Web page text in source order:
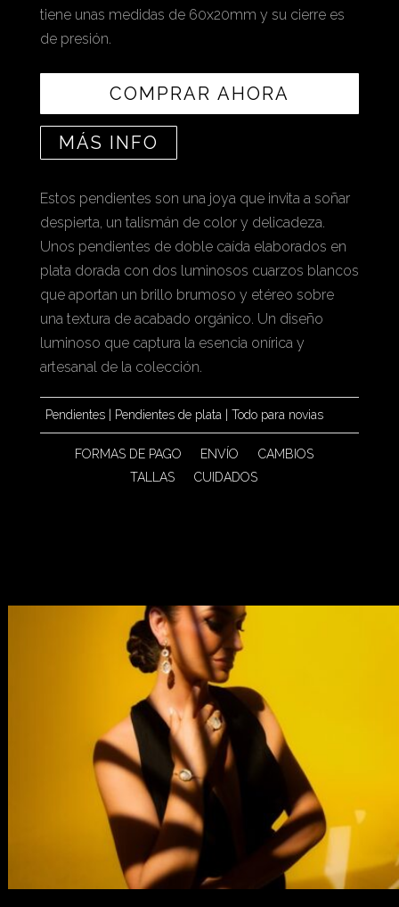
tiene unas medidas de 60x20mm y su cierre es
de presión.
COMPRAR AHORA
MÁS INFO
Estos pendientes son una joya que invita a soñar
despierta, un talismán de color y delicadeza.
Unos pendientes de doble caída elaborados en
plata dorada con dos luminosos cuarzos blancos
que aportan un brillo brumoso y etéreo sobre
una textura de acabado orgánico. Un diseño
luminoso que captura la esencia onírica y
artesanal de la colección.
Pendientes| Pendientes de plata Todo para novias
FORMAS DE PAGO ENVÍO
CAMBIOS
TALLAS
CUIDADOS